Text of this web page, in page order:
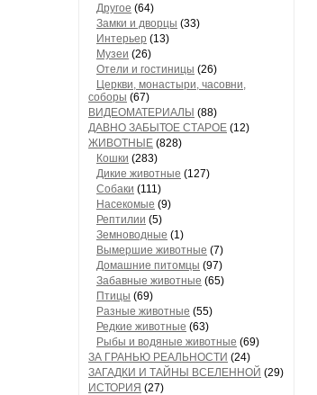
Другое (64)
Замки и дворцы (33)
Интерьер (13)
Музеи (26)
Отели и гостиницы (26)
Церкви, монастыри, часовни,
соборы (67)
ВИДЕОМАТЕРИАЛЫ (88)
ДАВНО ЗАБЫТОЕ СТАРОЕ (12)
ЖИВОТНЫЕ (828)
Кошки (283)
Дикие животные (127)
Собаки (111)
Насекомые (9)
Рептилии (5)
Земноводные (1)
Вымершие животные (7)
Домашние питомцы (97)
Забавные животные (65)
Птицы (69)
Разные животные (55)
Редкие животные (63)
Рыбы и водяные животные (69)
ЗА ГРАНЬЮ РЕАЛЬНОСТИ (24)
ЗАГАДКИ И ТАЙНЫ ВСЕЛЕННОЙ (29)
ИСТОРИЯ (27)